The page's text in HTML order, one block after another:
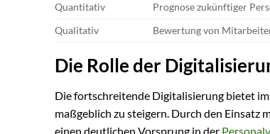
Quantitativ
Prognose zukünftiger
Qualitativ
Bewertung von
Die Rolle der
Die fortschreitende Digitalisierung bietet
maßgeblich zu steigern. Durch den Einsatz
einen deutlichen Vorsprung in der